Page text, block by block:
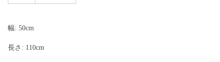
幅: 50cm
長さ: 110cm